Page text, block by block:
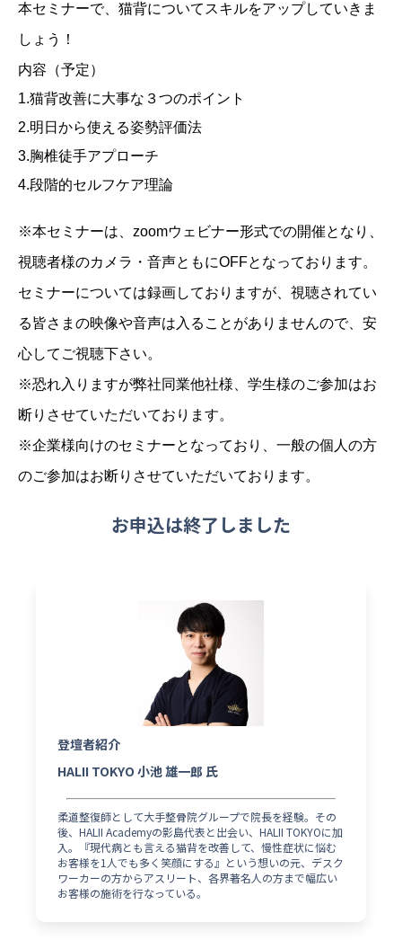
本セミナーで、猫背についてスキルをアップしていきま
しょう！
内容（予定）
1.猫背改善に大事な３つのポイント
2.明日から使える姿勢評価法
3.胸椎徒手アプローチ
4.段階的セルフケア理論
※本セミナーは、zoomウェビナー形式での開催となり、
視聴者様のカメラ・音声ともにOFFとなっております。
セミナーについては録画しておりますが、視聴されてい
る皆さまの映像や音声は入ることがありませんので、安
心してご視聴下さい。
※恐れ入りますが弊社同業他社様、学生様のご参加はお
断りさせていただいております。
※企業様向けのセミナーとなっており、一般の個人の方
のご参加はお断りさせていただいております。
お申込は終了しました
登壇者紹介
HALII TOKYO 小池 雄一郎 氏
柔道整復師として大手整骨院グループで院長を経験。その
後、HALII Academyの影島代表と出会い、HALII TOKYOに加
入。『現代病とも言える猫背を改善して、慢性症状に悩む
お客様を1人でも多く笑顔にする』という想いの元、デスク
ワーカーの方からアスリート、各界著名人の方まで幅広い
お客様の施術を行なっている。